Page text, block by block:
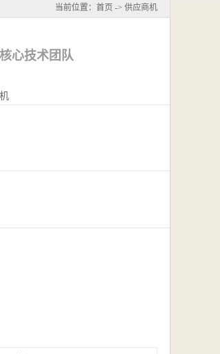
当前位置： 首页 -> 供应商机
心技术团队